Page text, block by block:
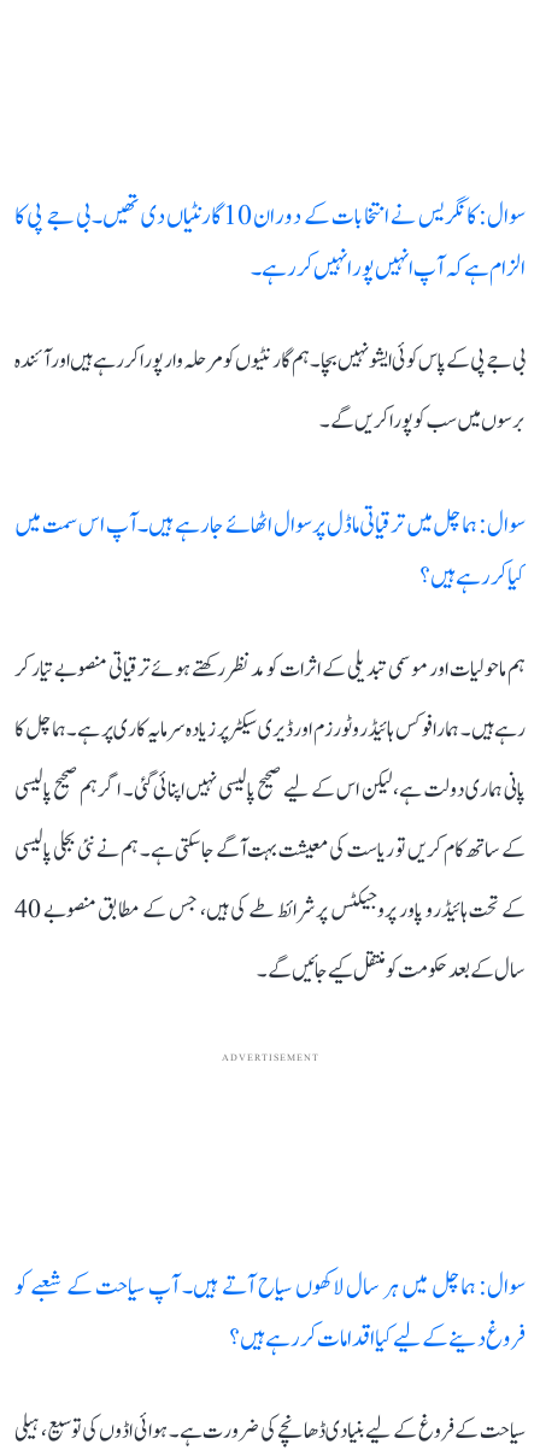
سوال: کانگریس نے انتخابات کے دوران 10 گارنٹیاں دی تھیں۔ بی جے پی کا
الزام ہے کہ آپ انہیں پورا نہیں کر رہے۔
بی جے پی کے پاس کوئی ایشو نہیں بچا۔ ہم گارنٹیوں کو مرحلہ وار پورا کر رہے ہیں اور آئندہ
برسوں میں سب کو پورا کریں گے۔
سوال: ہماچل میں ترقیاتی ماڈل پر سوال اٹھائے جا رہے ہیں۔ آپ اس سمت میں
کیا کر رہے ہیں؟
ہم ماحولیات اور موسمی تبدیلی کے اثرات کو مدنظر رکھتے ہوئے ترقیاتی منصوبے تیار کر
رہے ہیں۔ ہمارا فوکس ہائیڈرو ٹورزم اور ڈیری سیکٹر پر زیادہ سرمایہ کاری پر ہے۔ ہماچل کا
پانی ہماری دولت ہے، لیکن اس کے لیے صحیح پالیسی نہیں اپنائی گئی۔ اگر ہم صحیح پالیسی
کے ساتھ کام کریں تو ریاست کی معیشت بہت آگے جا سکتی ہے۔ ہم نے نئی بجلی پالیسی
کے تحت ہائیڈرو پاور پروجیکٹس پر شرائط طے کی ہیں، جس کے مطابق منصوبے 40
سال کے بعد حکومت کو منتقل کیے جائیں گے۔
ADVERTISEMENT
سوال: ہماچل میں ہر سال لاکھوں سیاح آتے ہیں۔ آپ سیاحت کے شعبے کو
فروغ دینے کے لیے کیا اقدامات کر رہے ہیں؟
سیاحت کے فروغ کے لیے بنیادی ڈھانچے کی ضرورت ہے۔ ہوائی اڈوں کی توسیع، ہیلی